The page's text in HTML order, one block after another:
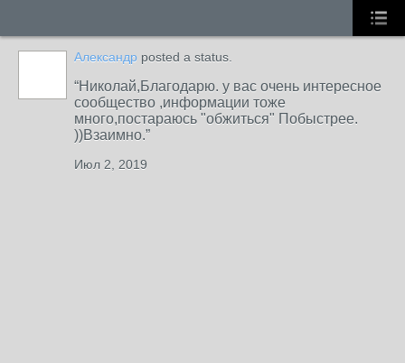
Александр posted a status.
Николай,Благодарю. у вас очень интересное
сообщество ,информации тоже
много,постараюсь "обжиться" Побыстрее.
))Взаимно.
Июл 2, 2019